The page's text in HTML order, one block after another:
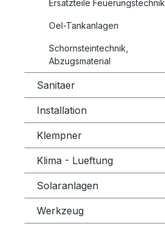
Ersatzteile Feuerungstechnik
Oel-Tankanlagen
Schornsteintechnik,
Abzugsmaterial
Sanitaer
Installation
Klempner
Klima - Lueftung
Solaranlagen
Werkzeug